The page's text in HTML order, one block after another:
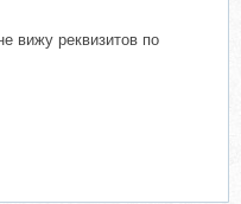
вижу реквизитов по